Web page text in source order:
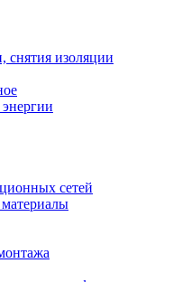
снятия изоляции
сетей